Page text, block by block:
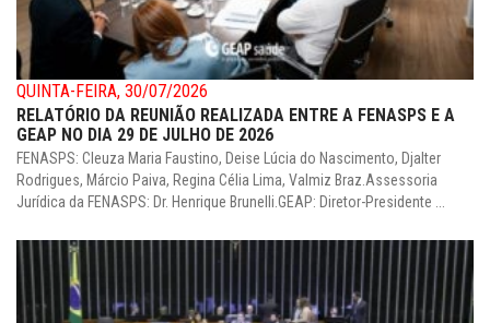
QUINTA-FEIRA, 30/07/2026
RELATÓRIO DA REUNIÃO REALIZADA ENTRE A FENASPS E A
GEAP NO DIA 29 DE JULHO DE 2026
FENASPS: Cleuza Maria Faustino, Deise Lúcia do Nascimento, Djalter
Rodrigues, Márcio Paiva, Regina Célia Lima, Valmiz Braz.Assessoria
Jurídica da FENASPS: Dr. Henrique Brunelli.GEAP: Diretor-Presidente ...